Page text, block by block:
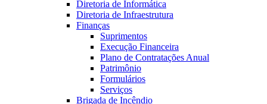
Diretoria de Informática
Diretoria de Infraestrutura
Finanças
Suprimentos
Execução Financeira
Plano de Contratações Anual
Patrimônio
Formulários
Serviços
Brigada de Incêndio